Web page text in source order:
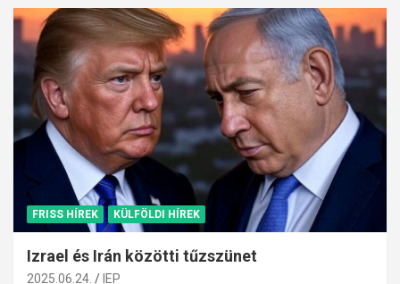
FRISS HÍREK KÜLFÖLDI HÍREK
Izrael és Irán közötti tűzszünet
2025.06.24. IEP